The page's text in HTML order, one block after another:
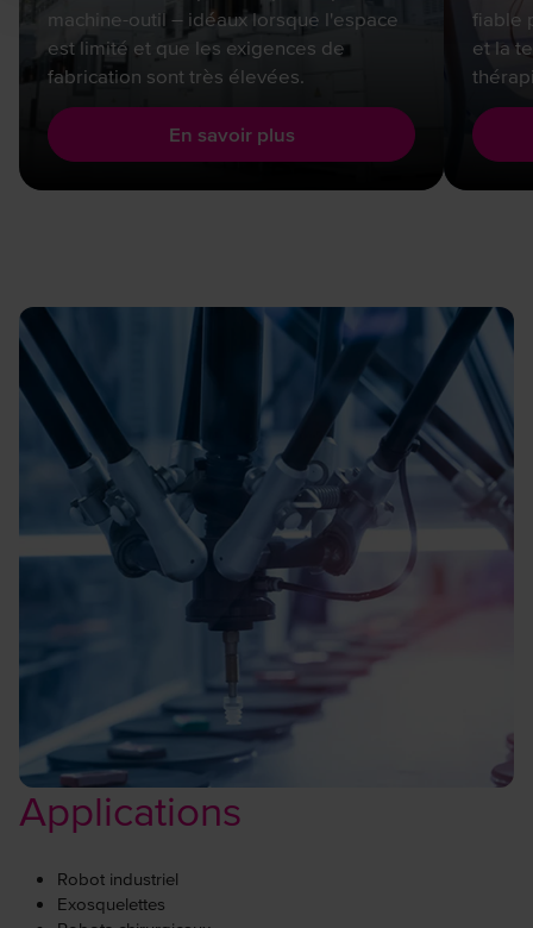
machine-outil – idéaux lorsque l'espace
est limité et que les exigences de
fabrication sont très élevées.
En savoir plus
fiable
et la
Applications
Robot industriel
Exosquelettes